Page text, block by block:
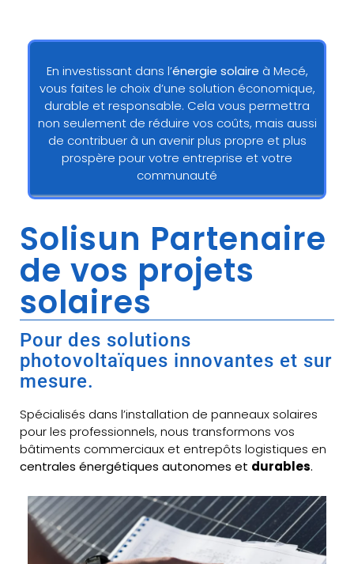
En investissant dans l’énergie solaire à Mecé,
vous faites le choix d’une solution économique,
durable et responsable. Cela vous permettra
non seulement de réduire vos coûts, mais aussi
de contribuer à un avenir plus propre et plus
prospère pour votre entreprise et votre
communauté
Solisun Partenaire
de vos projets
solaires
Pour des solutions
photovoltaïques innovantes et sur
mesure.
Spécialisés dans l’installation de panneaux solaires
pour les professionnels, nous transformons vos
bâtiments commerciaux et entrepôts logistiques en
centrales énergétiques autonomes et durables.